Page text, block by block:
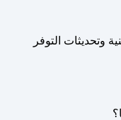
وتحديثات التوفر